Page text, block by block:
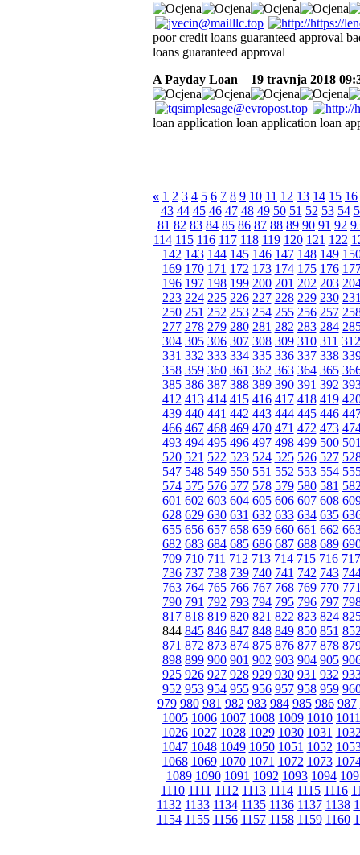
poor credit loans guaranteed approval
loans guaranteed approval
A Payday Loan
19 travnja 2018
loan application loan application loan
« 1 2 3 4 5 6 7 8 9 10 11 12 13 14 15 16
43 44 45 46 47 48 49 50 51 52 53 54
81 82 83 84 85 86 87 88 89 90 91 92
114 115 116 117 118 119 120 121 122
142 143 144 145 146 147 148 149
169 170 171 172 173 174 175 176
196 197 198 199 200 201 202 203
223 224 225 226 227 228 229 230
250 251 252 253 254 255 256 257
277 278 279 280 281 282 283 284
304 305 306 307 308 309 310 311 312
331 332 333 334 335 336 337 338
358 359 360 361 362 363 364 365
385 386 387 388 389 390 391 392
412 413 414 415 416 417 418 419
439 440 441 442 443 444 445 446
466 467 468 469 470 471 472 473
493 494 495 496 497 498 499 500
520 521 522 523 524 525 526 527
547 548 549 550 551 552 553 554
574 575 576 577 578 579 580 581
601 602 603 604 605 606 607 608
628 629 630 631 632 633 634 635
655 656 657 658 659 660 661 662
682 683 684 685 686 687 688 689
709 710 711 712 713 714 715 716 717
736 737 738 739 740 741 742 743
763 764 765 766 767 768 769 770
790 791 792 793 794 795 796 797
817 818 819 820 821 822 823 824
844 845 846 847 848 849 850 851
871 872 873 874 875 876 877 878
898 899 900 901 902 903 904 905
925 926 927 928 929 930 931 932
952 953 954 955 956 957 958 959
979 980 981 982 983 984 985 986 987
1005 1006 1007 1008 1009 1010 1011
1026 1027 1028 1029 1030 1031
1047 1048 1049 1050 1051 1052
1068 1069 1070 1071 1072 1073
1089 1090 1091 1092 1093 1094
1110 1111 1112 1113 1114 1115 1116
1132 1133 1134 1135 1136 1137 1138
1154 1155 1156 1157 1158 1159 1160